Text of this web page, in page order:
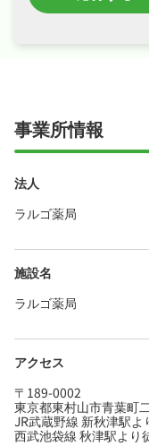
事業所情報
法人
ラルゴ薬局
施設名
ラルゴ薬局
アクセス
〒189-0002
東京都東村山市青葉町
JR武蔵野線 新秋津駅よ
西武池袋線 秋津駅より